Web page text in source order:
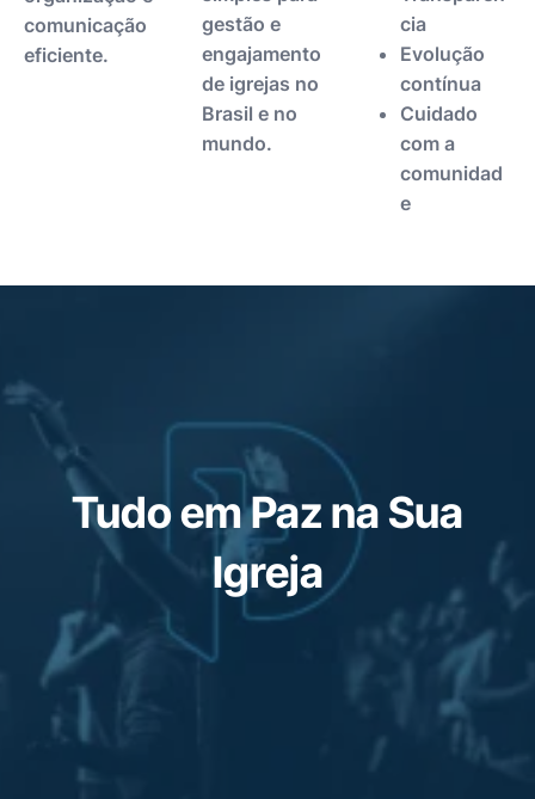
comunicação
eficiente.
gestão e
engajamento
de igrejas no
Brasil e no
mundo.
cia
Evolução
contínua
Cuidado
com a
comunidad
e
Tudo em Paz na Sua
Igreja